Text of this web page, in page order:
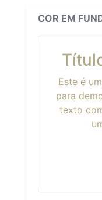
COR EM
Este é
para
texto